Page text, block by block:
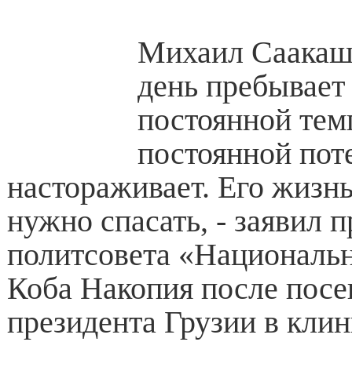
Михаил
день
постоянной
постоянной
настораживает. Его
нужно спасать, - заявил
политсовета
Коба Накопия после
президента Грузии в